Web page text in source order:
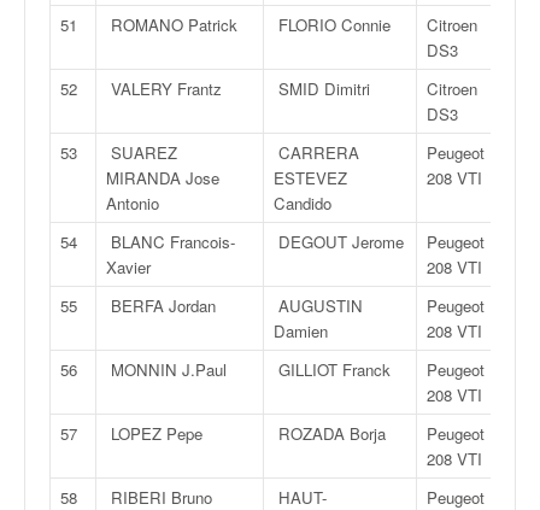
51 ROMANO Patrick FLORIO Connie
Citroen
DS3
52 VALERY Frantz SMID Dimitri
Citroen
DS3
53
SUAREZ
MIRANDA Jose
Antonio
CARRERA
ESTEVEZ
Candido
Peugeot
208 VTI
54
BLANC Francois-
Xavier
DEGOUT Jerome
Peugeot
208 VTI
55 BERFA Jordan
AUGUSTIN
Damien
Peugeot
208 VTI
56 MONNIN J.Paul GILLIOT Franck
Peugeot
208 VTI
57 LOPEZ Pepe ROZADA Borja
Peugeot
208 VTI
58 RIBERI Bruno
HAUT-
Peugeot